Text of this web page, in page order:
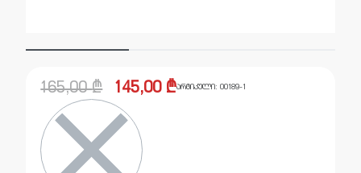
165,00₾ 145,00 ₾არტიკული: 00189-1